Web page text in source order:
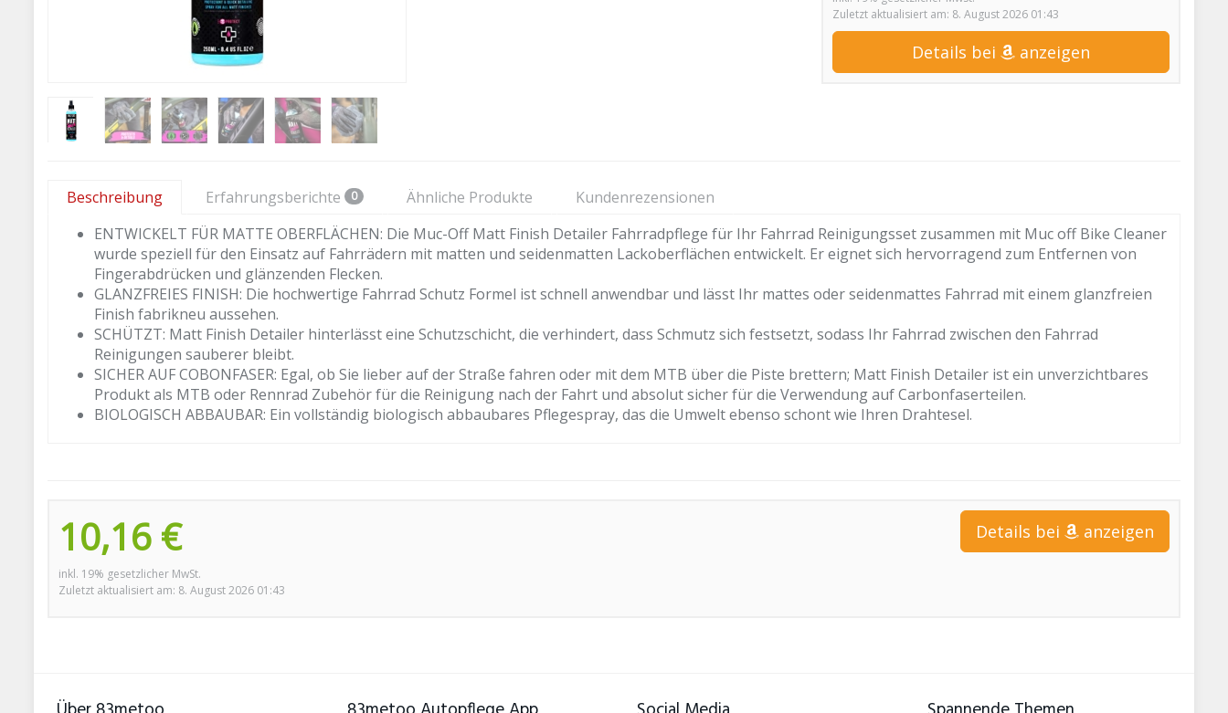
Zuletzt aktualisiert am: 8. August 2026 01:43
Details bei anzeigen
Beschreibung Erfahrungsberichte 0 Ähnliche Produkte
Kundenrezensionen
ENTWICKELT FÜR MATTE OBERFLÄCHEN: Die Muc-Off Matt Finish Detailer Fahrradpflege für Ihr Fahrrad Reinigungsset zusammen mit Muc off Bike Cleaner
wurde speziell für den Einsatz auf Fahrrädern mit matten und seidenmatten Lackoberflächen entwickelt. Er eignet sich hervorragend zum Entfernen von
Fingerabdrücken und glänzenden Flecken.
GLANZFREIES FINISH: Die hochwertige Fahrrad Schutz Formel ist schnell anwendbar und lässt Ihr mattes oder seidenmattes Fahrrad mit einem glanzfreien
Finish fabrikneu aussehen.
SCHÜTZT: Matt Finish Detailer hinterlässt eine Schutzschicht, die verhindert, dass Schmutz sich festsetzt, sodass Ihr Fahrrad zwischen den Fahrrad
Reinigungen sauberer bleibt.
SICHER AUF COBONFASER: Egal, ob Sie lieber auf der Straße fahren oder mit dem MTB über die Piste brettern; Matt Finish Detailer ist ein unverzichtbares
Produkt als MTB oder Rennrad Zubehör für die Reinigung nach der Fahrt und absolut sicher für die Verwendung auf Carbonfaserteilen.
BIOLOGISCH ABBAUBAR: Ein vollständig biologisch abbaubares Pflegespray, das die Umwelt ebenso schont wie Ihren Drahtesel.
10,16 €
inkl. 19% gesetzlicher MwSt.
Zuletzt aktualisiert am: 8. August 2026 01:43
Details bei anzeigen